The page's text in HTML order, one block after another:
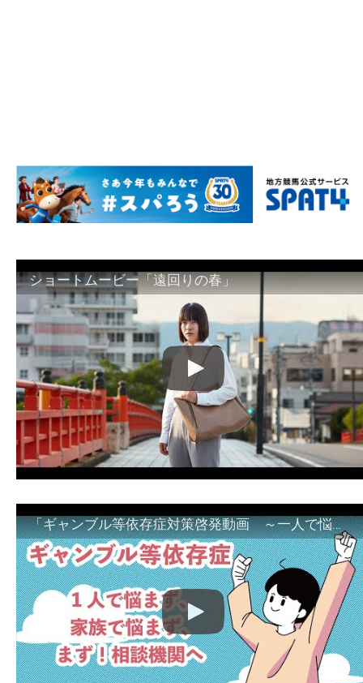
ショートムービー「遠回りの春」
「ギャンブル等依存症対策啓発動画 ～一人で悩まず、家族で悩まず、まず！相談機関へ～」